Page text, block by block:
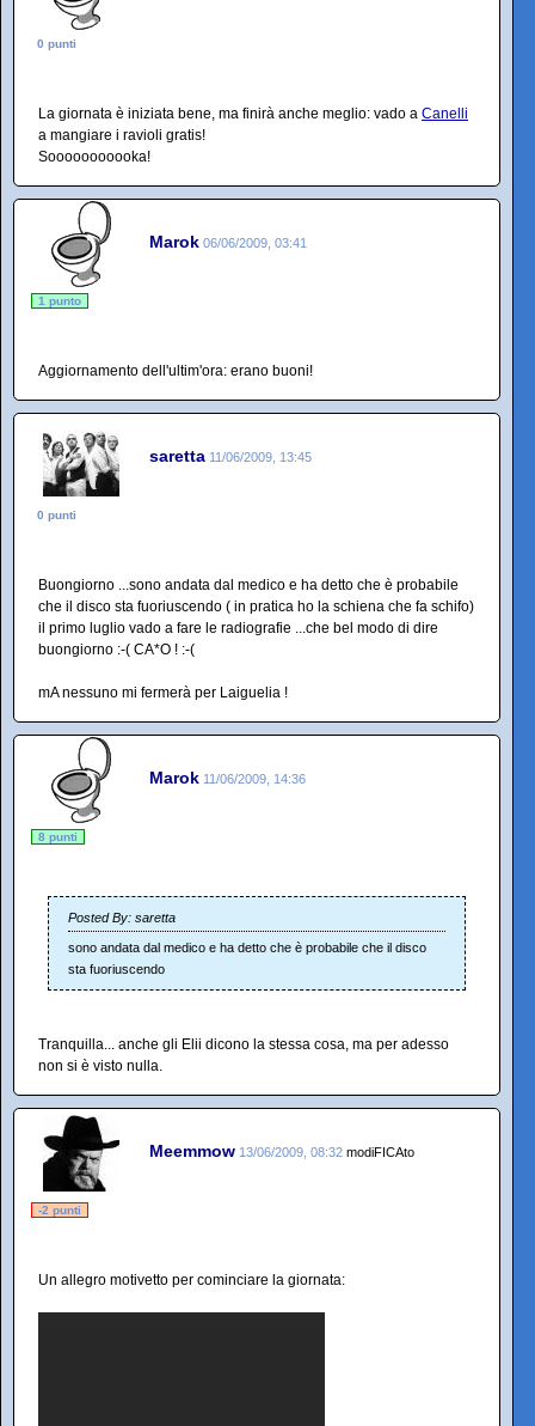
0 punti
La giornata è iniziata bene, ma finirà anche meglio: vado a Canelli
a mangiare i ravioli gratis!
Sooooooooooka!
Marok 06/06/2009, 03:41
1 punto
Aggiornamento dell'ultim'ora: erano buoni!
saretta 11/06/2009, 13:45
0 punti
Buongiorno ...sono andata dal medico e ha detto che è probabile
che il disco sta fuoriuscendo ( in pratica ho la schiena che fa schifo)
il primo luglio vado a fare le radiografie ...che bel modo di dire
buongiorno :-( CA*O ! :-(
mA nessuno mi fermerà per Laiguelia !
Marok 11/06/2009, 14:36
8 punti
Posted By: saretta
sono andata dal medico e ha detto che è probabile che il disco
sta fuoriuscendo
Tranquilla... anche gli Elii dicono la stessa cosa, ma per adesso
non si è visto nulla.
Meemmow 13/06/2009, 08:32 modiFICAto
-2 punti
Un allegro motivetto per cominciare la giornata: